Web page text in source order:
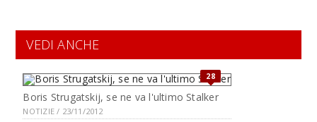
VEDI ANCHE
28
Boris Strugatskij, se ne va l'ultimo Stalker
NOTIZIE / 23/11/2012